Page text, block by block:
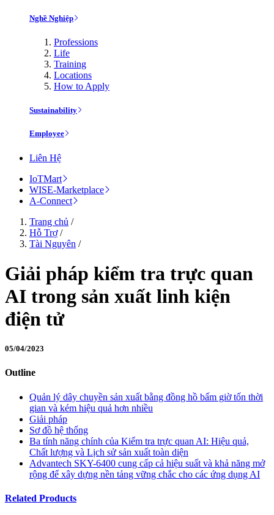
Nghề Nghiệp
Professions
Life
Training
Locations
How to Apply
Sustainability
Employee
Liên Hệ
IoTMart
WISE-Marketplace
A-Connect
Trang chủ /
Hỗ Trợ/
Tài Nguyên /
Giải pháp kiểm tra trực quan
AI trong sản xuất linh kiện
điện tử
05/04/2023
Outline
Quản lý dây chuyền sản xuất bằng đồng hồ bấm giờ tốn thời
gian và kém hiệu quả hơn nhiều
Giải pháp
Sơ đồ hệ thống
Ba tính năng chính của Kiểm tra trực quan AI: Hiệu quả,
Chất lượng và Lịch sử sản xuất toàn diện
Advantech SKY-6400 cung cấp cả hiệu suất và khả năng mở
rộng để xây dựng nền tảng vững chắc cho các ứng dụng AI
Related Products